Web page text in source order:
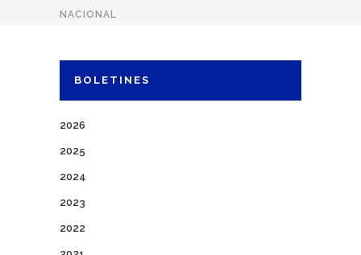
NACIONAL
BOLETINES
2026
2025
2024
2023
2022